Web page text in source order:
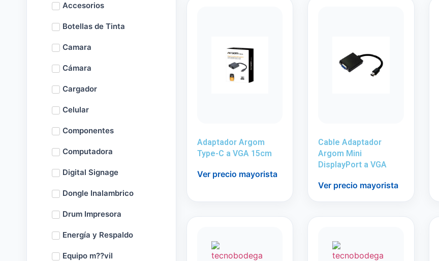
Accesorios
Botellas de Tinta
Camara
Cámara
Cargador
Celular
Componentes
Computadora
Digital Signage
Dongle Inalambrico
Drum Impresora
Energía y Respaldo
Equipo m??vil
Adaptador Argom
Type-C a VGA 15cm
Ver precio mayorista
Cable Adaptador
Argom Mini
DisplayPort a VGA
Ver precio mayorista